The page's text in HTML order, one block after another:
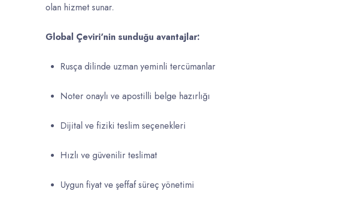
olan hizmet sunar.
Global Çeviri’nin sunduğu avantajlar:
Rusça dilinde uzman yeminli tercümanlar
Noter onaylı ve apostilli belge hazırlığı
Dijital ve fiziki teslim seçenekleri
Hızlı ve güvenilir teslimat
Uygun fiyat ve şeffaf süreç yönetimi